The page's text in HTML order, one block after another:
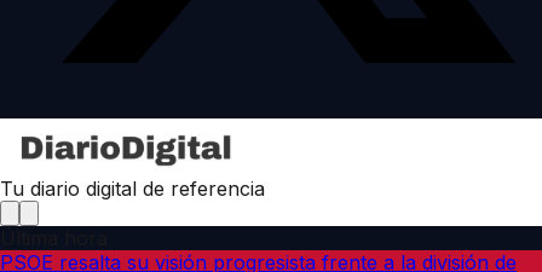
Tu diario digital de referencia
PSOE resalta su visión progresista frente a la división de